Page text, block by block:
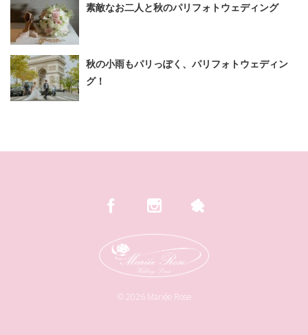
素敵なお二人と秋のパリフォトウェディング
秋の小雨もパリっぽく、パリフォトウェディン
グ！
© 2026Mariée Rose